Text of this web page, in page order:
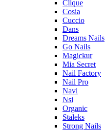
Clique
Cosia
Cuccio
Dans
Dreams Nails
Go Nails
Magickur
Mia Secret
Nail Factory
Nail Pro
Navi
Nsi
Organic
Staleks
Strong Nails